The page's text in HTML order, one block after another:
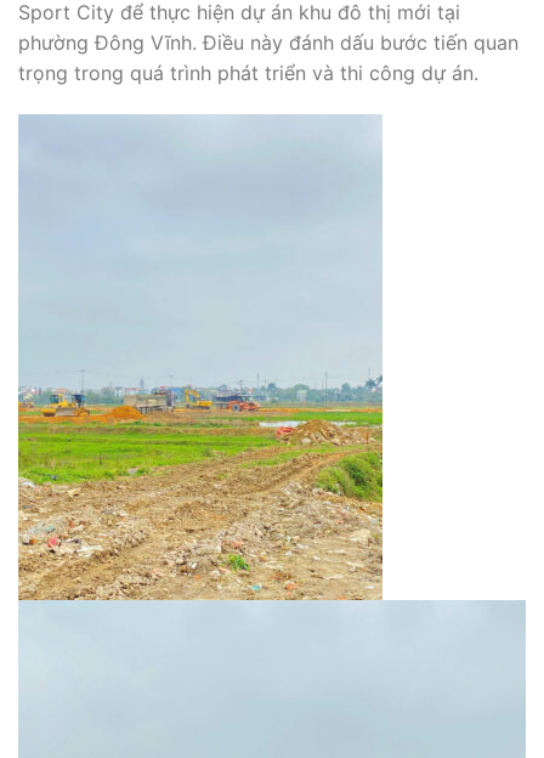
Sport City để thực hiện dự án khu đô thị mới tại
phường Đông Vĩnh. Điều này đánh dấu bước tiến quan
trọng trong quá trình phát triển và thi công dự án.